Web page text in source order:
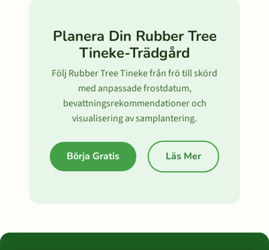
Planera Din Rubber Tree
Tineke-Trädgård
Följ Rubber Tree Tineke från frö till skörd
med anpassade frostdatum,
bevattningsrekommendationer och
visualisering av samplantering.
Börja Gratis Läs Mer